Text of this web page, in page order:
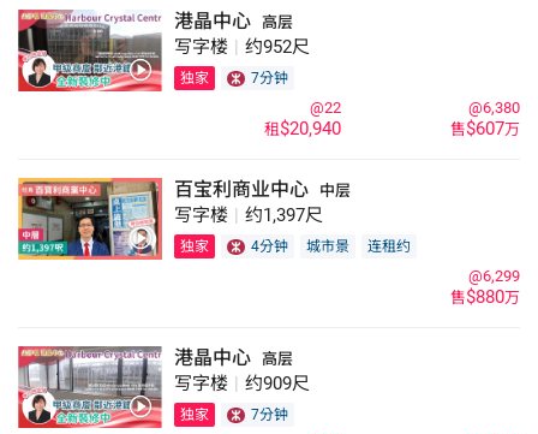
港晶中心 高层
写字楼 约952尺
独家 7分钟
售$607万
@6,380
租$20,940
@22
百宝利商业中心 中层
写字楼 约1,397尺
独家 4分钟 城市景 连租约
售$880万
@6,299
港晶中心 高层
写字楼 约909尺
独家 7分钟